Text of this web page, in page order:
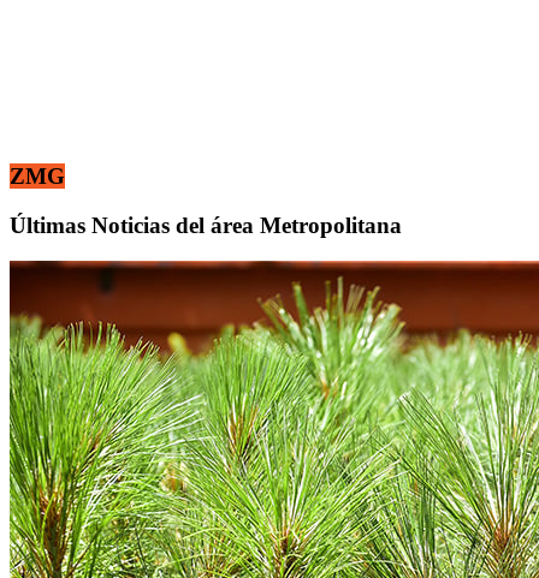
ZMG
Últimas Noticias del área Metropolitana